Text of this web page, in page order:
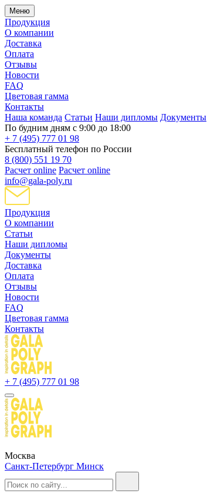
Меню
Продукция
О компании
Доставка
Оплата
Отзывы
Новости
FAQ
Цветовая гамма
Контакты
Наша команда Статьи Наши дипломы Документы
По будним дням с 9:00 до 18:00
+ 7 (495) 777 01 98
Бесплатный телефон по России
8 (800) 551 19 70
Расчет online Расчет online
info@gala-poly.ru
Продукция
О компании
Статьи
Наши дипломы
Документы
Доставка
Оплата
Отзывы
Новости
FAQ
Цветовая гамма
Контакты
+ 7 (495) 777 01 98
Москва
Санкт-Петербург Минск